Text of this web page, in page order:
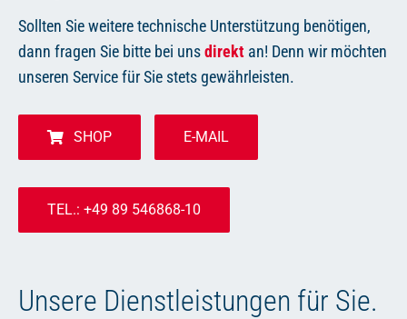
Sollten Sie weitere technische Unterstützung benötigen,
dann fragen Sie bitte bei unsdirektan! Denn wir möchten
unseren Service für Sie stets gewährleisten.
SHOP E-MAIL
TEL.: +49 89 546868-10
Unsere Dienstleistungen für Sie.